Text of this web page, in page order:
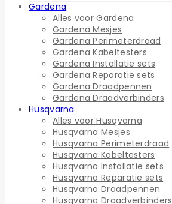
Gardena
Alles voor Gardena
Gardena Mesjes
Gardena Perimeterdraad
Gardena Kabeltesters
Gardena Installatie sets
Gardena Reparatie sets
Gardena Draadpennen
Gardena Draadverbinders
Husqvarna
Alles voor Husqvarna
Husqvarna Mesjes
Husqvarna Perimeterdraad
Husqvarna Kabeltesters
Husqvarna Installatie sets
Husqvarna Reparatie sets
Husqvarna Draadpennen
Husqvarna Draadverbinders